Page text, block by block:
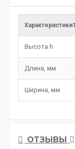
Характеристики1
Высота h
Длина, мм
Ширина, мм
ОТЗЫВЫ